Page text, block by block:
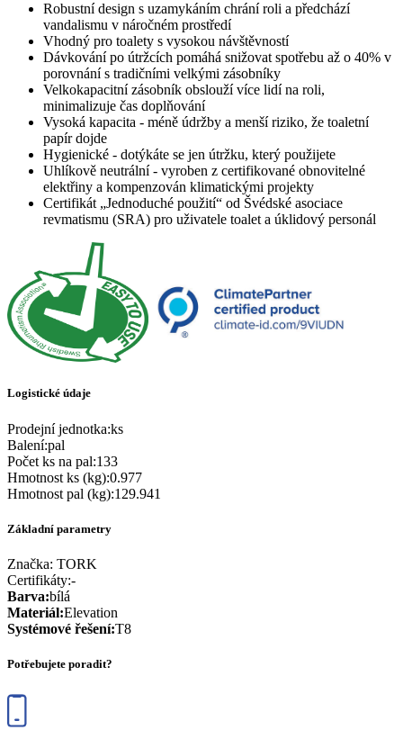
Robustní design s uzamykáním chrání roli a předchází
vandalismu v náročném prostředí
Vhodný pro toalety s vysokou návštěvností
Dávkování po útržcích pomáhá snižovat spotřebu až o 40% v
porovnání s tradičními velkými zásobníky
Velkokapacitní zásobník obslouží více lidí na roli,
minimalizuje čas doplňování
Vysoká kapacita - méně údržby a menší riziko, že toaletní
papír dojde
Hygienické - dotýkáte se jen útržku, který použijete
Uhlíkově neutrální - vyroben z certifikované obnovitelné
elektřiny a kompenzován klimatickými projekty
Certifikát „Jednoduché použití“ od Švédské asociace
revmatismu (SRA) pro uživatele toalet a úklidový personál
Logistické údaje
Prodejní jednotka:ks
Balení:pal
Počet ks na pal:133
Hmotnost ks (kg):0.977
Hmotnost pal (kg):129.941
Základní parametry
Značka: TORK
Certifikáty:-
Barva:bílá
Materiál:Elevation
Systémové řešení:T8
Potřebujete poradit?